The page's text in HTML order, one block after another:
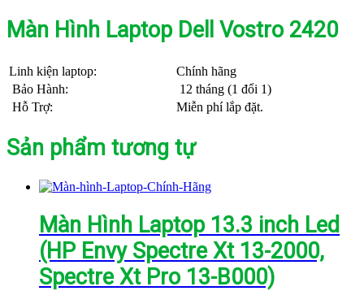
Màn Hình Laptop Dell Vostro 2420
Linh kiện laptop:
Chính hãng
Bảo Hành:
12 tháng (1 đổi 1)
Hỗ Trợ:
Miễn phí lắp đặt.
Sản phẩm tương tự
Màn Hình Laptop 13.3 inch Led
(HP Envy Spectre Xt 13-2000,
Spectre Xt Pro 13-B000)